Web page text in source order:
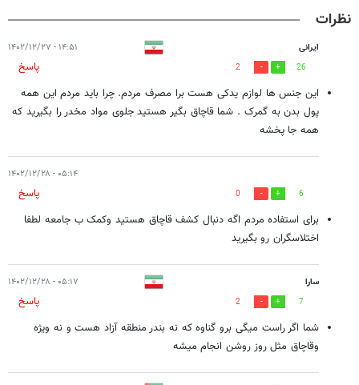
نظرات
ایرانی ۱۴:۵۱ - ۱۴۰۲/۱۲/۲۷
26
2
پاسخ
این جنس ها لوازم یدکی هست برا مصرف مردم. چرا باید مردم این همه
پول بدن به گمرک . شما قاچاق بگیر هستید جلوی مواد مخدر را بگیرید که
همه جا پخشه
۰۵:۱۴ - ۱۴۰۲/۱۲/۲۸
6
0
پاسخ
برای استفاده مردم اگه دنبال کشف قاچاق هستید وکمک ب جامعه لطفا
اختلاسگران رو بگیرید
سارا ۰۵:۱۷ - ۱۴۰۲/۱۲/۲۸
7
2
پاسخ
شما اگر راست میگی برو گناوه که نه بندر منطقه آزاد هست و نه ویژه
وقاچاق مثل روز روشن انجام میشه